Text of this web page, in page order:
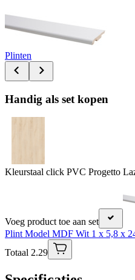
Plinten
Handig als set kopen
Kleurstaal click PVC Progetto
Voeg product toe aan set
Plint Model MDF Wit 1 x 5,8 x
Totaal 2.29